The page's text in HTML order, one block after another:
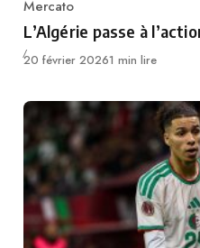
Category
Mercato
L’Algérie passe à
Publié
20 février 20261 min lire